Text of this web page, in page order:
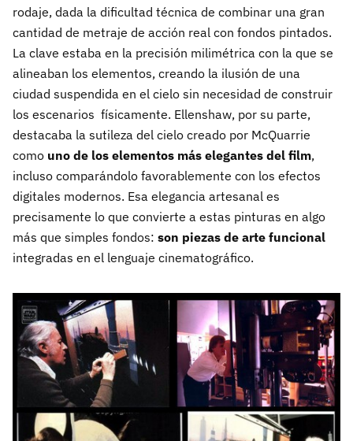
rodaje, dada la dificultad técnica de combinar una gran
cantidad de metraje de acción real con fondos pintados.
La clave estaba en la precisión milimétrica con la que se
alineaban los elementos, creando la ilusión de una
ciudad suspendida en el cielo sin necesidad de construir
los escenarios físicamente. Ellenshaw, por su parte,
destacaba la sutileza del cielo creado por McQuarrie
como uno de los elementos más elegantes del film,
incluso comparándolo favorablemente con los efectos
digitales modernos. Esa elegancia artesanal es
precisamente lo que convierte a estas pinturas en algo
más que simples fondos: son piezas de arte funcional
integradas en el lenguaje cinematográfico.